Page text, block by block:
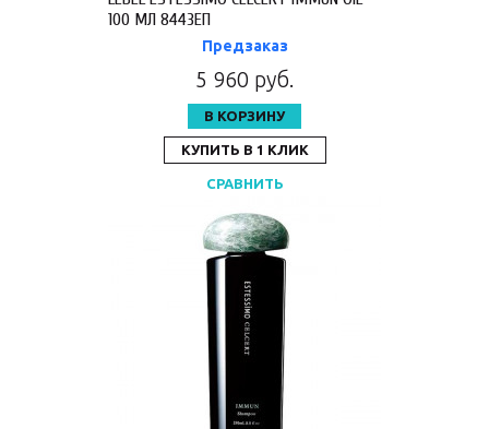
100 МЛ 8443ЕП
Предзаказ
5 960 руб.
В КОРЗИНУ
КУПИТЬ В 1 КЛИК
СРАВНИТЬ